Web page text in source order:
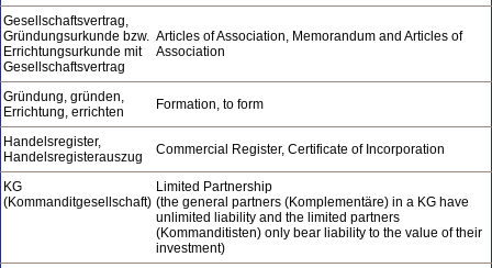
Gesellschaftsvertrag,
Gründungsurkunde bzw.
Errichtungsurkunde mit
Gesellschaftsvertrag
Articles of Association, Memorandum and Articles of
Association
Gründung, gründen,
Errichtung, errichten
Formation, to form
Handelsregister,
Handelsregisterauszug
Commercial Register, Certificate of Incorporation
KG
(Kommanditgesellschaft)
Limited Partnership
(the general partners (Komplementäre) in a KG have
unlimited liability and the limited partners
(Kommanditisten) only bear liability to the value of their
investment)